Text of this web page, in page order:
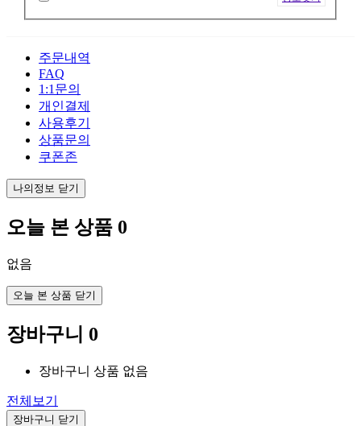
주문내역
FAQ
1:1문의
개인결제
사용후기
상품문의
쿠폰존
나의정보 닫기
오늘 본 상품 0
없음
오늘 본 상품 닫기
장바구니 0
장바구니 상품 없음
전체보기
장바구니 닫기